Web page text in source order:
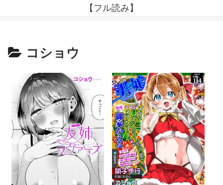
【フル読み】
コショウ